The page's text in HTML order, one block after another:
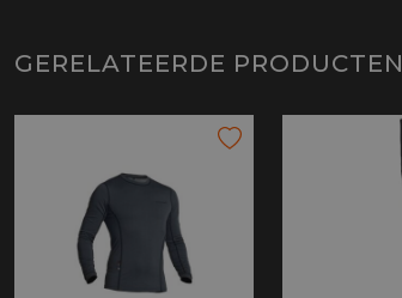
GERELATEERDE PRODUCTEN